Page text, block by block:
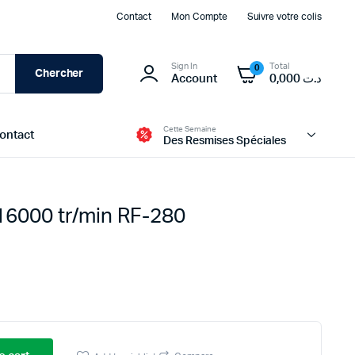
Contact Mon Compte Suivre votre colis
Chercher
Sign In
Account
0 Total
د.ت
Cette Semaine
Des Resmises Spéciales
tr/min RF-280